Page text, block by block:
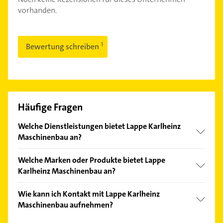
vorhanden.
Bewertung schreiben
Häufige Fragen
Welche Dienstleistungen bietet Lappe Karlheinz
Maschinenbau an?
Maschinenbau, Blechbearbeitung,
Schweissfachbetrieb und Vermahlungstechnik.
Welche Marken oder Produkte bietet Lappe
Karlheinz Maschinenbau an?
Bettfräsmaschine, CNC Fräsmaschinen,
Drehmaschinen und Fräsmaschinen.
Wie kann ich Kontakt mit Lappe Karlheinz
Maschinenbau aufnehmen?